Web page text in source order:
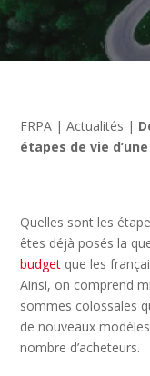
FRPA |Actualités |
étapes de vie
Quelles sont les
êtes déjà posés la
budget que les
Ainsi, on comprend
sommes colossales
de nouveaux
nombre d’acheteurs.